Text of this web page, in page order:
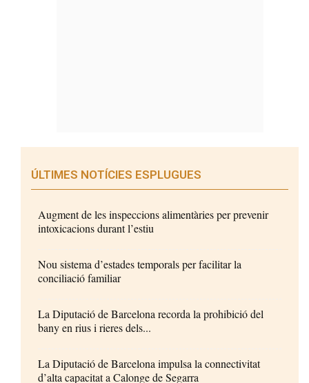
ÚLTIMES NOTÍCIES ESPLUGUES
Augment de les inspeccions alimentàries per prevenir
intoxicacions durant l’estiu
Nou sistema d’estades temporals per facilitar la
conciliació familiar
La Diputació de Barcelona recorda la prohibició del
bany en rius i rieres dels...
La Diputació de Barcelona impulsa la connectivitat
d’alta capacitat a Calonge de Segarra